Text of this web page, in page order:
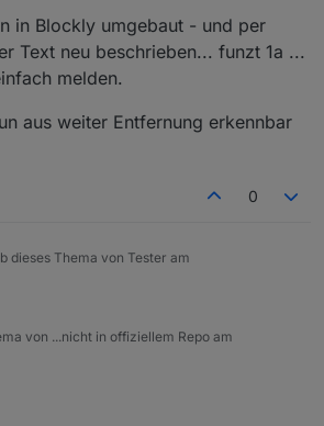
{
'Segment renamed
in Blockly umgebaut - und per
Text neu beschrieben... funzt 1a ...
melden.
aus weiter Entfernung erkennbar
0
dieses Thema von Tester am
von ...nicht in offiziellem Repo am